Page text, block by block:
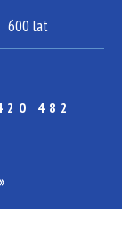
600 lat
482